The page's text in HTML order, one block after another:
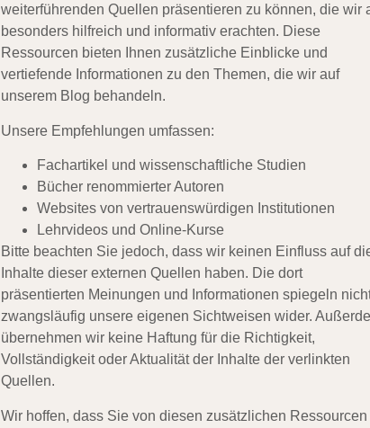
weiterführenden Quellen präsentieren zu können, die wir
besonders hilfreich und informativ erachten. Diese
Ressourcen bieten Ihnen zusätzliche Einblicke und
vertiefende Informationen zu den Themen, die wir auf
unserem Blog behandeln.
Unsere Empfehlungen umfassen:
Fachartikel und wissenschaftliche Studien
Bücher renommierter Autoren
Websites von vertrauenswürdigen Institutionen
Lehrvideos und Online-Kurse
Bitte beachten Sie jedoch, dass wir keinen Einfluss auf
Inhalte dieser externen Quellen haben. Die dort
präsentierten Meinungen und Informationen spiegeln
zwangsläufig unsere eigenen Sichtweisen wider.
übernehmen wir keine Haftung für die Richtigkeit,
Vollständigkeit oder Aktualität der Inhalte der verlinkten
Quellen.
Wir hoffen, dass Sie von diesen zusätzlichen Ressourcen